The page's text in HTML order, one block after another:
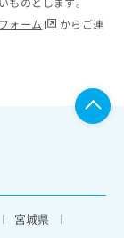
ォーム
からご連
宮城県